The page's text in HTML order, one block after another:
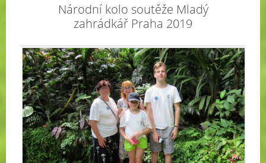
Národní kolo soutěže Mladý
zahrádkář Praha 2019